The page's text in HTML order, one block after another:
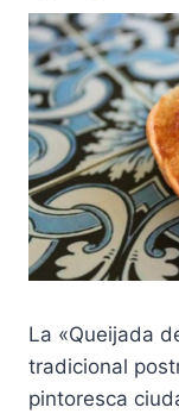
La «Queijada
tradicional
pintoresca